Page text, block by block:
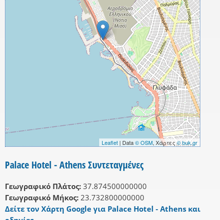
Leaflet | Data© OSM, Χάρτες© buk.gr
Palace Hotel - Athens Συντεταγμένες
Γεωγραφικό Πλάτος: 37.874500000000
Γεωγραφικό Μήκος: 23.732800000000
Δείτε τον Χάρτη Google για Palace Hotel - Athens και